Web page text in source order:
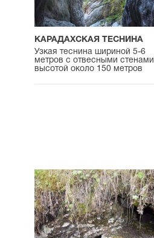
КАРАДАХСКАЯ ТЕСНИНА
Узкая теснина шириной 5-6
метров с отвесными стенами
высотой около 150 метров